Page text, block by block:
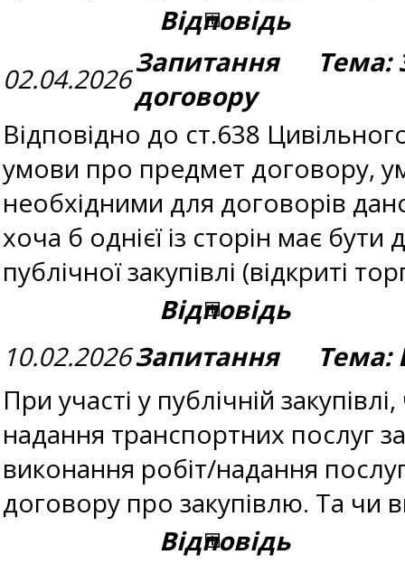
Відповідь
02.04.2026Запитання Тема:
договору
Відповідно до ст.638
умови про предмет договору,
необхідними для договорів
хоча б однієї із сторін має
публічної закупівлі (відкриті
Відповідь
10.02.2026Запитання Тема:
При участі у публічній
надання транспортних послуг
виконання робіт/надання
договору про закупівлю. Та чи
Відповідь